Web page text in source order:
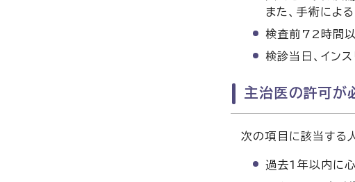
また、手術によ
検査前72時間以
検診当日、イン
主治医の許可が
次の項目に該当する
過去1年以内に心